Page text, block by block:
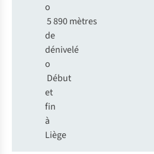
o
5 890 mètres
de
dénivelé
o
Début
et
fin
à
Liège